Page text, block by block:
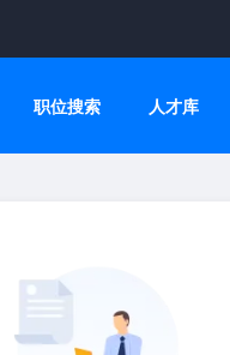
职位搜索 人才库